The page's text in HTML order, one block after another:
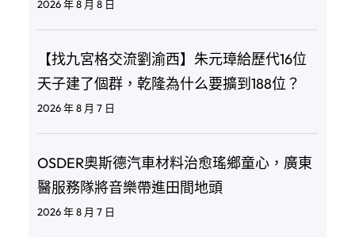
2026 年 8 月 8 日
【找九宮格交流劉渝西】朱元璋給歷代16位
天子建了個群，乾隆為什么要擴到188位？
2026 年 8 月 7 日
OSDER奧斯德汽車材料治愈瑤鄉童心，廣東
醫服務隊將音樂帶進田間地頭
2026 年 8 月 7 日